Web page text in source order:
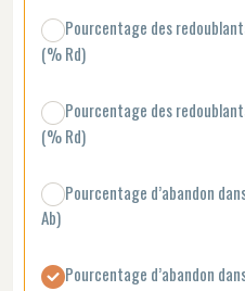
Pourcentage des
(% Rd)
Pourcentage des
(% Rd)
Pourcentage d’abandon
Ab)
Pourcentage d’abandon